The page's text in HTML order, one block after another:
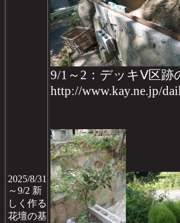
2025/8/31
～9/2 新
しく作る
花壇の基
9/1～2：デッキⅤ区跡
http://www.kay.ne.jp/